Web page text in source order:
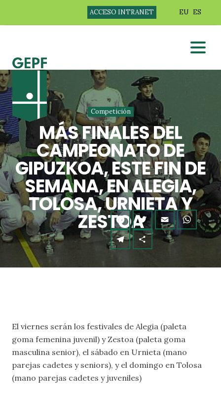
ACCESO INTRANET EU ES
Competición
MÁS FINALES DEL
CAMPEONATO DE
GIPUZKOA, ESTE FIN DE
SEMANA, EN ALEGIA,
TOLOSA, URNIETA Y
ZESTOA
El viernes serán los festivales de Alegia (paleta
goma femenina juvenil) y Zestoa (paleta goma
masculina senior), el sábado en Urnieta (mano
parejas cadetes y seniors), y el domingo en Tolosa
(mano parejas cadetes y juveniles)